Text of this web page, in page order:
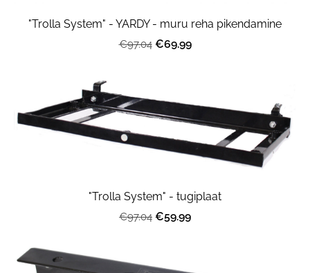
"Trolla System" - YARDY - muru reha pikendamine
€97.04 €69.99
"Trolla System" - tugiplaat
€97.04 €59.99